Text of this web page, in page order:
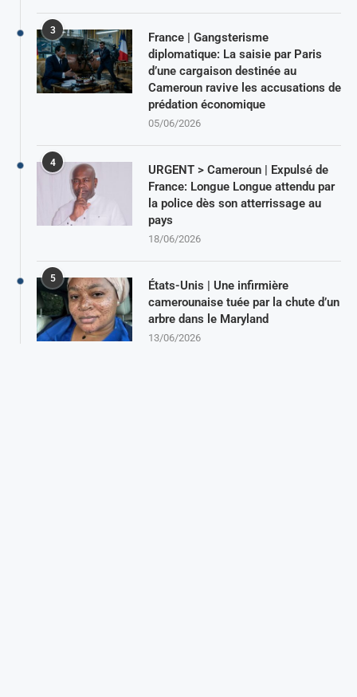
3
France | Gangsterisme
diplomatique: La saisie par Paris
d’une cargaison destinée au
Cameroun ravive les accusations de
prédation économique
05/06/2026
4
URGENT > Cameroun | Expulsé de
France: Longue Longue attendu par
la police dès son atterrissage au
pays
18/06/2026
5
États-Unis | Une infirmière
camerounaise tuée par la chute d’un
arbre dans le Maryland
13/06/2026